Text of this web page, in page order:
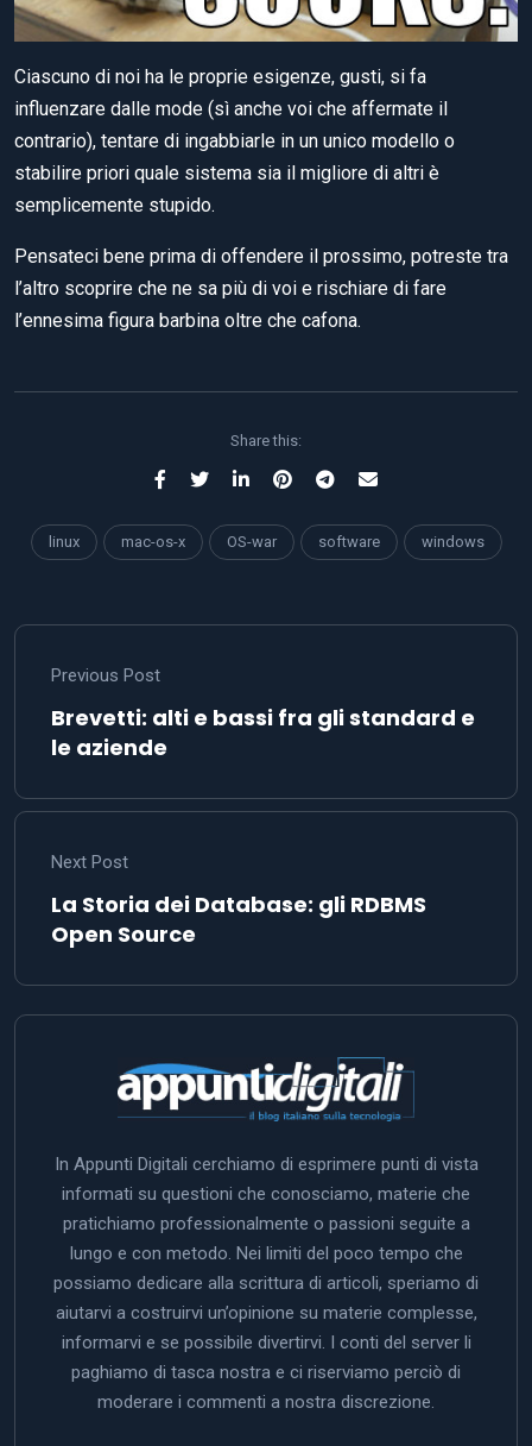
Ciascuno di noi ha le proprie esigenze, gusti, si fa
influenzare dalle mode (sì anche voi che affermate il
contrario), tentare di ingabbiarle in un unico modello o
stabilire priori quale sistema sia il migliore di altri è
semplicemente stupido.
Pensateci bene prima di offendere il prossimo, potreste tra
l’altro scoprire che ne sa più di voi e rischiare di fare
l’ennesima figura barbina oltre che cafona.
Share this:
linux mac-os-x OS-war software windows
Previous Post
Brevetti: alti e bassi fra gli standard e
le aziende
Next Post
La Storia dei Database: gli RDBMS
Open Source
In Appunti Digitali cerchiamo di esprimere punti di vista
informati su questioni che conosciamo, materie che
pratichiamo professionalmente o passioni seguite a
lungo e con metodo. Nei limiti del poco tempo che
possiamo dedicare alla scrittura di articoli, speriamo di
aiutarvi a costruirvi un’opinione su materie complesse,
informarvi e se possibile divertirvi. I conti del server li
paghiamo di tasca nostra e ci riserviamo perciò di
moderare i commenti a nostra discrezione.